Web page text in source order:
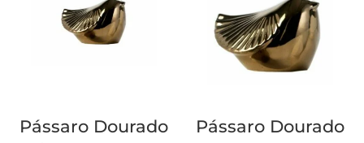
Pássaro Dourado
Pássaro Dourado